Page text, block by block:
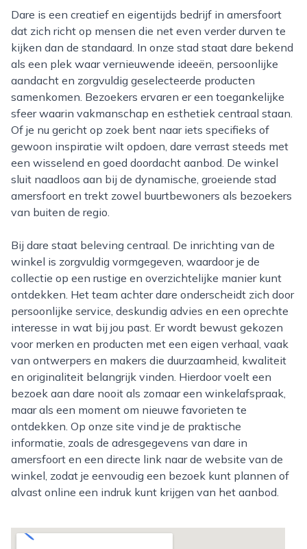
Dare is een creatief en eigentijds bedrijf in amersfoort
dat zich richt op mensen die net even verder durven te
kijken dan de standaard. In onze stad staat dare bekend
als een plek waar vernieuwende ideeën, persoonlijke
aandacht en zorgvuldig geselecteerde producten
samenkomen. Bezoekers ervaren er een toegankelijke
sfeer waarin vakmanschap en esthetiek centraal staan.
Of je nu gericht op zoek bent naar iets specifieks of
gewoon inspiratie wilt opdoen, dare verrast steeds met
een wisselend en goed doordacht aanbod. De winkel
sluit naadloos aan bij de dynamische, groeiende stad
amersfoort en trekt zowel buurtbewoners als bezoekers
van buiten de regio.
Bij dare staat beleving centraal. De inrichting van de
winkel is zorgvuldig vormgegeven, waardoor je de
collectie op een rustige en overzichtelijke manier kunt
ontdekken. Het team achter dare onderscheidt zich door
persoonlijke service, deskundig advies en een oprechte
interesse in wat bij jou past. Er wordt bewust gekozen
voor merken en producten met een eigen verhaal, vaak
van ontwerpers en makers die duurzaamheid, kwaliteit
en originaliteit belangrijk vinden. Hierdoor voelt een
bezoek aan dare nooit als zomaar een winkelafspraak,
maar als een moment om nieuwe favorieten te
ontdekken. Op onze site vind je de praktische
informatie, zoals de adresgegevens van dare in
amersfoort en een directe link naar de website van de
winkel, zodat je eenvoudig een bezoek kunt plannen of
alvast online een indruk kunt krijgen van het aanbod.